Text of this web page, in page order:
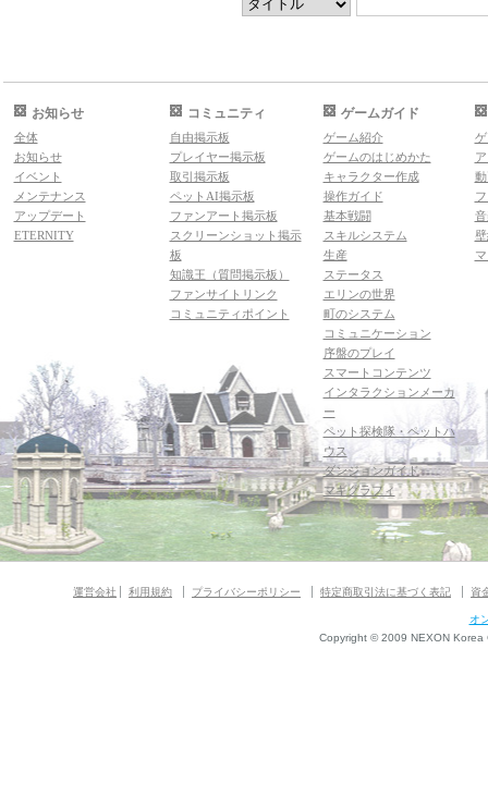
お知らせ
全体
お知らせ
イベント
メンテナンス
アップデート
ETERNITY
コミュニティ
自由掲示板
プレイヤー掲示板
取引掲示板
ペットAI掲示板
ファンアート掲示板
スクリーンショット掲示
板
知識王（質問掲示板）
ファンサイトリンク
コミュニティポイント
ゲームガイド
ゲーム紹介
ゲームのはじめかた
キャラクター作成
操作ガイド
基本戦闘
スキルシステム
生産
ステータス
エリンの世界
町のシステム
コミュニケーション
序盤のプレイ
スマートコンテンツ
インタラクションメーカ
ー
ペット探検隊・ペットハ
ウス
ダンジョンガイド
マギグラフィ
運営会社 利用規約 プライバシーポリシー 特定商取引法に基づく表記 資
オ
Copyright © 2009 NEXON Korea